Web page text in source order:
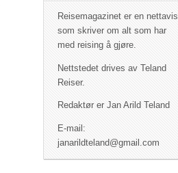
Reisemagazinet er en nettavis
som skriver om alt som har
med reising å gjøre.
Nettstedet drives av Teland
Reiser.
Redaktør er Jan Arild Teland
E-mail:
janarildteland@gmail.com